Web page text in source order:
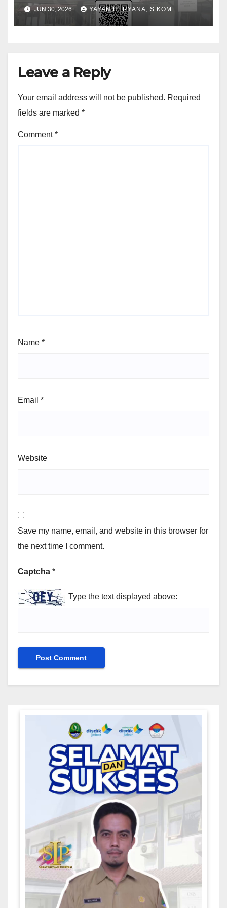
JUN 30, 2026 YAYAN HERYANA, S.KOM
Leave a Reply
Your email address will not be published. Required
fields are marked *
Comment*
Name *
Email *
Website
Save my name, email, and website in this browser for
the next time I comment.
Captcha *
Type the text displayed above: